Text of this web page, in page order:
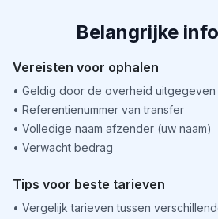
Belangrijke
Vereisten voor ophalen
• Geldig door de overheid uitgegeven
• Referentienummer van transfer
• Volledige naam afzender (uw naam)
• Verwacht bedrag
Tips voor beste tarieven
• Vergelijk tarieven tussen